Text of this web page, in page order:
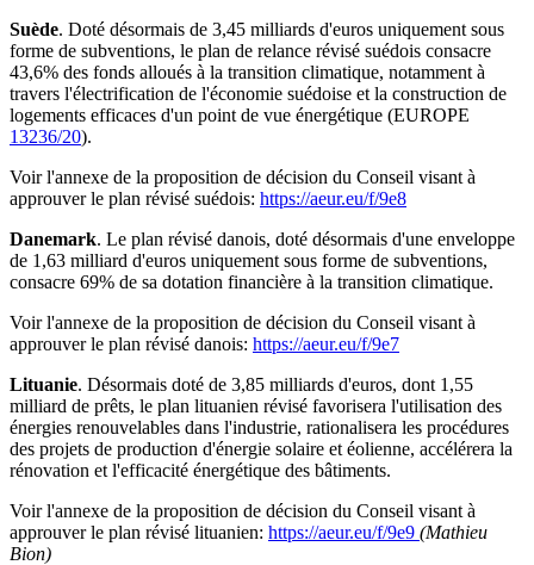
Suède. Doté désormais de 3,45 milliards d'euros uniquement sous
forme de subventions, le plan de relance révisé suédois consacre
43,6% des fonds alloués à la transition climatique, notamment à
travers l'électrification de l'économie suédoise et la construction de
logements efficaces d'un point de vue énergétique (EUROPE
13236/20).
Voir l'annexe de la proposition de décision du Conseil visant à
approuver le plan révisé suédois: https://aeur.eu/f/9e8
Danemark. Le plan révisé danois, doté désormais d'une enveloppe
de 1,63 milliard d'euros uniquement sous forme de subventions,
consacre 69% de sa dotation financière à la transition climatique.
Voir l'annexe de la proposition de décision du Conseil visant à
approuver le plan révisé danois: https://aeur.eu/f/9e7
Lituanie. Désormais doté de 3,85 milliards d'euros, dont 1,55
milliard de prêts, le plan lituanien révisé favorisera l'utilisation des
énergies renouvelables dans l'industrie, rationalisera les procédures
des projets de production d'énergie solaire et éolienne, accélérera la
rénovation et l'efficacité énergétique des bâtiments.
Voir l'annexe de la proposition de décision du Conseil visant à
approuver le plan révisé lituanien: https://aeur.eu/f/9e9 (Mathieu
Bion)